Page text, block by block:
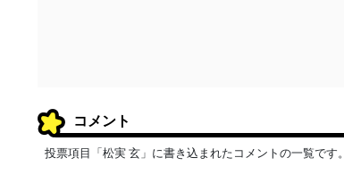
コメント
投票項目「松実 玄」に書き込まれたコメントの一覧です。